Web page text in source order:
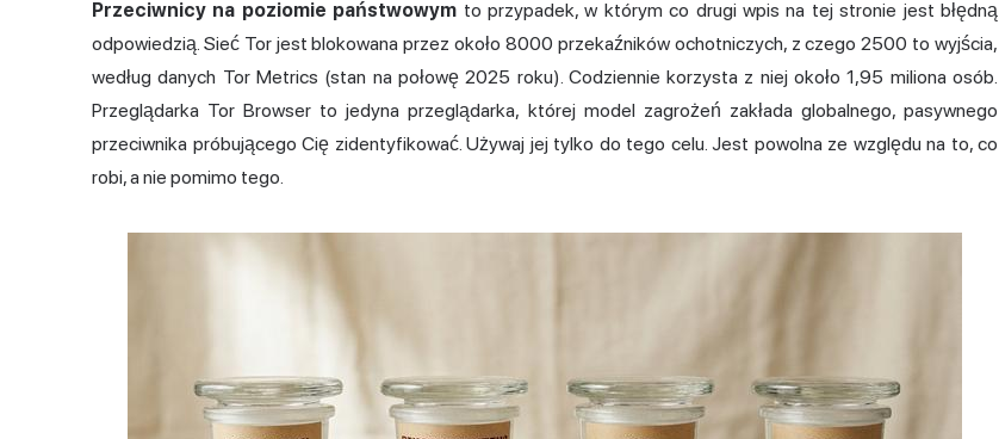
Przeciwnicy na poziomie państwowym to przypadek, w którym co drugi wpis na tej stronie jest błędną
odpowiedzią. Sieć Tor jest blokowana przez około 8000 przekaźników ochotniczych, z czego 2500 to wyjścia,
według danych Tor Metrics (stan na połowę 2025 roku). Codziennie korzysta z niej około 1,95 miliona osób.
Przeglądarka Tor Browser to jedyna przeglądarka, której model zagrożeń zakłada globalnego, pasywnego
przeciwnika próbującego Cię zidentyfikować. Używaj jej tylko do tego celu. Jest powolna ze względu na to, co
robi, a nie pomimo tego.